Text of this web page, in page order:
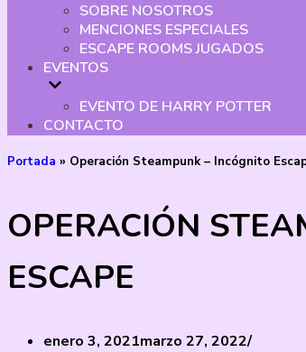
SOBRE NOSOTROS
MENCIONES ESPECIALES
ESCAPE ROOMS JUGADOS
EVENTOS
EVENTO DE HARRY POTTER
CONTACTO
Portada » Operación Steampunk – Incógnito
OPERACIÓN
ESCAPE
enero 3, 2021marzo 27, 2022